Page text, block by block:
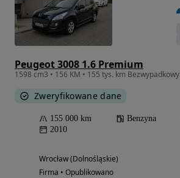
Peugeot 3008 1.6 Premium
1598 cm3 • 156 KM • 155 tys. km Bezwypadkowy
Zweryfikowane dane
155 000 km Benzyna
2010
Wrocław (Dolnośląskie)
Firma • Opublikowano